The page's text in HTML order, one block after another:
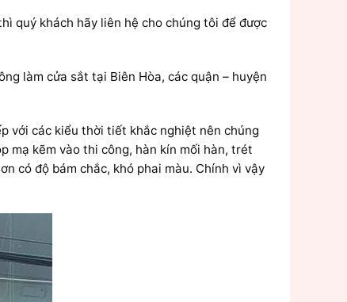
quý khách hãy liên hệ cho chúng tôi để được
làm cửa sắt tại Biên Hòa, các quận – huyện
với các kiểu thời tiết khắc nghiệt nên chúng
mạ kẽm vào thi công, hàn kín mối hàn, trét
có độ bám chắc, khó phai màu. Chính vì vậy